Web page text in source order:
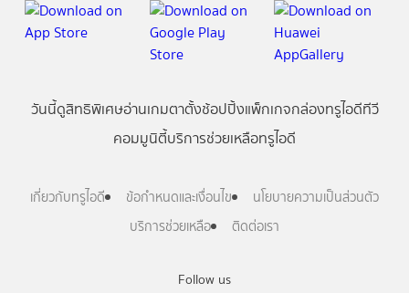
Follow us
วันนี้ดูสิทธิพิเศษอ่านเกมตาตั้งช้อปปิ้งแพ็กเกจกล่องทรูไอดีทีวี
คอมมูนิตี้บริการช่วยเหลือทรูไอดี
เกี่ยวกับทรูไอดี ข้อกำหนดและเงื่อนไข
นโยบายความเป็นส่วนตัว
บริการช่วยเหลือ
ติดต่อเรา